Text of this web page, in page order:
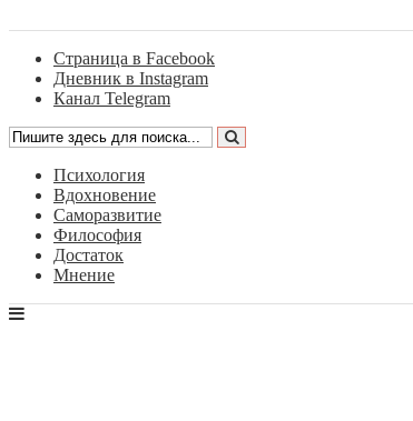
Страница в Facebook
Дневник в Instagram
Канал Telegram
Психология
Вдохновение
Саморазвитие
Философия
Достаток
Мнение